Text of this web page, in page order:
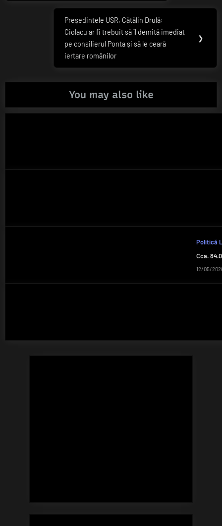
articole
Next
Post:
Preşedintele USR, Cătălin Drulă:
Ciolacu ar fi trebuit să îl demită imediat
pe consilierul Ponta şi să le ceară
iertare românilor
❯
You may also like
Politică
Cca.
12/05/